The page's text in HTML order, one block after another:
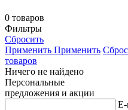
0 товаров
Фильтры
Сбросить
Применить Применить
товаров
Ничего не найдено
Персональные
предложения и акции